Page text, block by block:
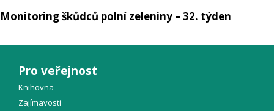
Monitoring škůdců polní zeleniny – 32. týden
Pro veřejnost
Knihovna
Zajímavosti